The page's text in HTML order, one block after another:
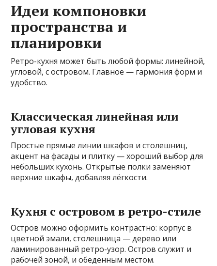
Идеи компоновки
пространства и
планировки
Ретро-кухня может быть любой формы: линейной,
угловой, с островом. Главное — гармония форм и
удобство.
Классическая линейная или
угловая кухня
Простые прямые линии шкафов и столешниц,
акцент на фасады и плитку — хороший выбор для
небольших кухонь. Открытые полки заменяют
верхние шкафы, добавляя лёгкости.
Кухня с островом в ретро-стиле
Остров можно оформить контрастно: корпус в
цветной эмали, столешница — дерево или
ламинированный ретро-узор. Остров служит и
рабочей зоной, и обеденным местом.